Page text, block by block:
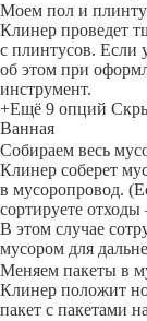
Моем пол и
Клинер проведет
с плинтусов. Если
об этом при
инструмент.
+Ещё 9 опций
Ванная
Собираем весь
Клинер соберет
в мусоропровод.
сортируете
В этом случае
мусором для
Меняем пакеты в
Клинер положит
пакет с пакетами